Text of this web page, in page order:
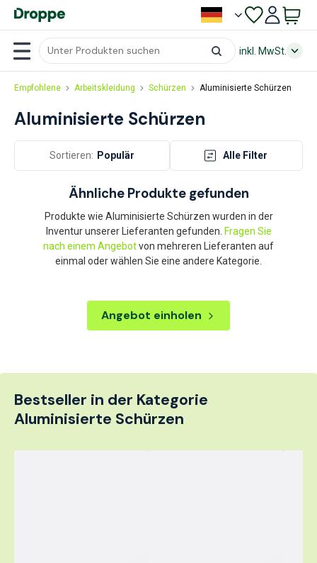
inkl. MwSt.
Empfohlene Arbeitskleidung Schürzen Aluminisierte Schürzen
Aluminisierte Schürzen
Sortieren: Populär Alle Filter
Ähnliche Produkte gefunden
Produkte wie Aluminisierte Schürzen wurden in der
Inventur unserer Lieferanten gefunden. Fragen Sie
nach einem Angebotvon mehreren Lieferanten auf
einmal oder wählen Sie eine andere Kategorie.
Angebot einholen
Bestseller in der Kategorie
Aluminisierte Schürzen